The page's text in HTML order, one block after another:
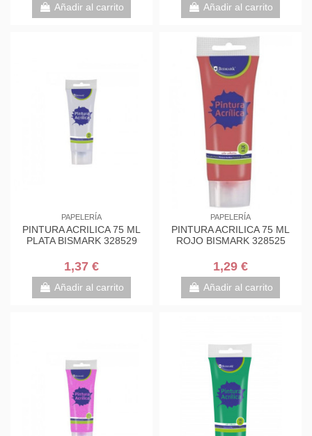
Añadir al carrito Añadir al carrito
PAPELERÍA
PINTURA ACRILICA 75 ML
PLATA BISMARK 328529
1,37 €
Añadir al carrito
PAPELERÍA
PINTURA ACRILICA 75 ML
ROJO BISMARK 328525
1,29 €
Añadir al carrito